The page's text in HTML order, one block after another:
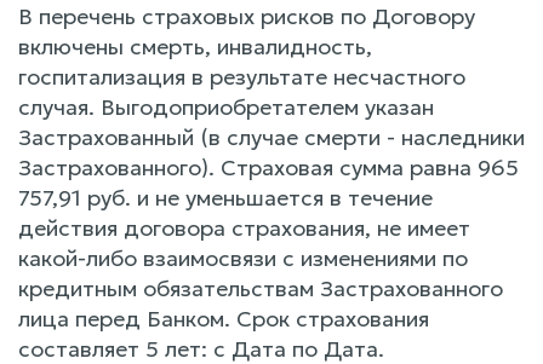
В перечень страховых рисков по Договору
включены смерть, инвалидность,
госпитализация в результате несчастного
случая. Выгодоприобретателем указан
Застрахованный (в случае смерти - наследники
Застрахованного). Страховая сумма равна 965
757,91 руб. и не уменьшается в течение
действия договора страхования, не имеет
какой-либо взаимосвязи с изменениями по
кредитным обязательствам Застрахованного
лица перед Банком. Срок страхования
составляет 5 лет: с Дата по Дата.